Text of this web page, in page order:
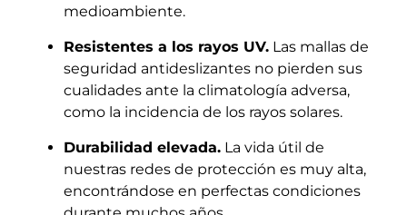
medioambiente.
Resistentes a los rayos UV. Las mallas de
seguridad antideslizantes no pierden sus
cualidades ante la climatología adversa,
como la incidencia de los rayos solares.
Durabilidad elevada. La vida útil de
nuestras redes de protección es muy alta,
encontrándose en perfectas condiciones